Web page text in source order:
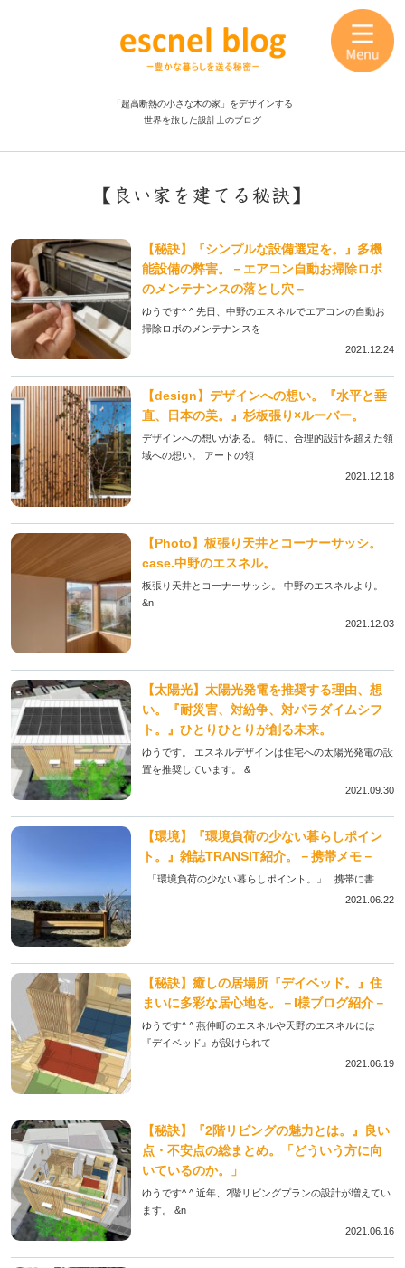
「超高断熱の小さな木の家」をデザインする
世界を旅した設計士のブログ
【良い家を建てる秘訣】
【秘訣】『シンプルな設備選定を。』多機
能設備の弊害。－エアコン自動お掃除ロボ
のメンテナンスの落とし穴－
ゆうです^ ^ 先日、中野のエスネルでエアコンの自動お
掃除ロボのメンテナンスを
2021.12.24
【design】デザインへの想い。『水平と垂
直、日本の美。』杉板張り×ルーバー。
デザインへの想いがある。 特に、合理的設計を超えた領
域への想い。 アートの領
2021.12.18
【Photo】板張り天井とコーナーサッシ。
case.中野のエスネル。
板張り天井とコーナーサッシ。 中野のエスネルより。
&n
2021.12.03
【太陽光】太陽光発電を推奨する理由、想
い。『耐災害、対紛争、対パラダイムシフ
ト。』ひとりひとりが創る未来。
ゆうです。 エスネルデザインは住宅への太陽光発電の設
置を推奨しています。 &
2021.09.30
【環境】『環境負荷の少ない暮らしポイン
ト。』雑誌TRANSIT紹介。－携帯メモ－
「環境負荷の少ない暮らしポイント。」 携帯に書
2021.06.22
【秘訣】癒しの居場所『デイベッド。』住
まいに多彩な居心地を。－I様ブログ紹介－
ゆうです^ ^ 燕仲町のエスネルや天野のエスネルには
『デイベッド』が設けられて
2021.06.19
【秘訣】『2階リビングの魅力とは。』良い
点・不安点の総まとめ。「どういう方に向
いているのか。」
ゆうです^ ^ 近年、2階リビングプランの設計が増えてい
ます。 &n
2021.06.16